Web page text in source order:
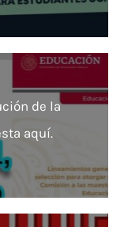
de la
aquí.